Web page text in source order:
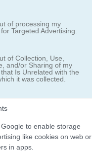
of processing my
Targeted Advertising.
of Collection, Use,
and/or Sharing of my
Is Unrelated with the
it was collected.
to enable storage
like cookies on web or
in apps.